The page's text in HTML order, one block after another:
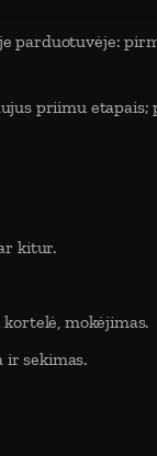
parduotuvėje:
priimu
kitur.
mokėjimas.
sekimas.